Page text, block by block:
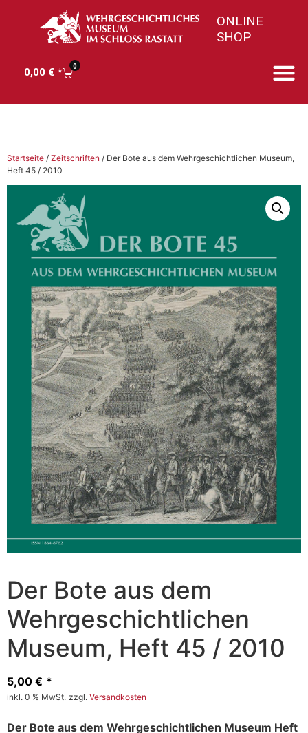
0,00 € 0
Startseite / Zeitschriften / Der Bote aus dem Wehrgeschichtlichen Museum,
Heft 45 / 2010
Der Bote aus dem
Wehrgeschichtlichen
Museum, Heft 45 / 2010
5,00 €
inkl. 0 % MwSt. zzgl. Versandkosten
Der Bote aus dem Wehrgeschichtlichen Museum Heft